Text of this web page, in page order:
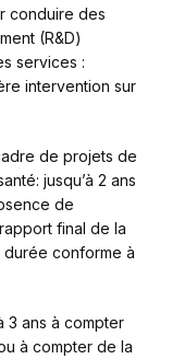
conduire des
(R&D)
services :
intervention sur
de projets de
jusqu’à 2 ans
de
final de la
conforme à
3 ans à compter
à compter de la